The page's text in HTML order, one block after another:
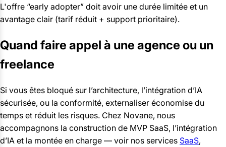
L'offre “early adopter” doit avoir une durée limitée et un
avantage clair (tarif réduit + support prioritaire).
Quand faire appel à une agence ou un
freelance
Si vous êtes bloqué sur l’architecture, l’intégration d’IA
sécurisée, ou la conformité, externaliser économise du
temps et réduit les risques. Chez Novane, nous
accompagnons la construction de MVP SaaS, l’intégration
d’IA et la montée en charge — voir nos services SaaS,